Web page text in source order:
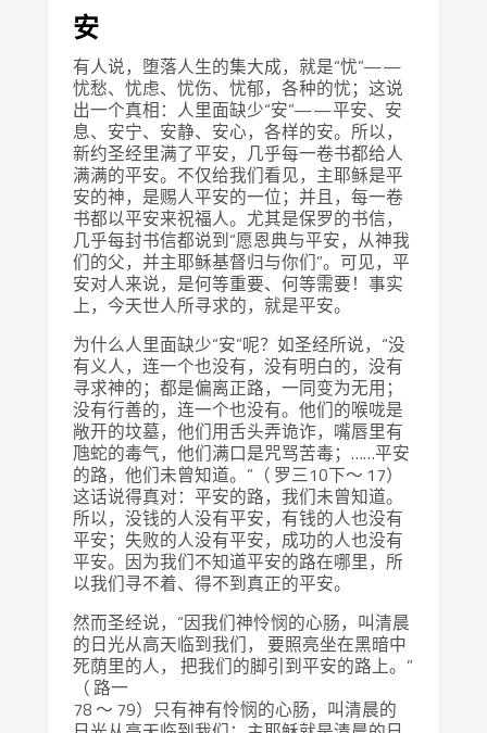
安
有人说，堕落人生的集大成，就是“忧”——
忧愁、忧虑、忧伤、忧郁，各种的忧；这说
出一个真相：人里面缺少“安”——平安、安
息、安宁、安静、安心，各样的安。所以，
新约圣经里满了平安，几乎每一卷书都给人
满满的平安。不仅给我们看见，主耶稣是平
安的神，是赐人平安的一位；并且，每一卷
书都以平安来祝福人。尤其是保罗的书信，
几乎每封书信都说到“愿恩典与平安，从神我
们的父，并主耶稣基督归与你们”。可见，平
安对人来说，是何等重要、何等需要！事实
上，今天世人所寻求的，就是平安。
为什么人里面缺少“安”呢？如圣经所说，“没
有义人，连一个也没有，没有明白的，没有
寻求神的；都是偏离正路，一同变为无用；
没有行善的，连一个也没有。他们的喉咙是
敞开的坟墓，他们用舌头弄诡诈，嘴唇里有
虺蛇的毒气，他们满口是咒骂苦毒；……平安
的路，他们未曾知道。”（ 罗三10下～ 17）
这话说得真对：平安的路，我们未曾知道。
所以，没钱的人没有平安，有钱的人也没有
平安；失败的人没有平安，成功的人也没有
平安。因为我们不知道平安的路在哪里，所
以我们寻不着、得不到真正的平安。
然而圣经说，“因我们神怜悯的心肠，叫清晨
的日光从高天临到我们， 要照亮坐在黑暗中
死荫里的人， 把我们的脚引到平安的路上。”
（ 路一
78 ～ 79）只有神有怜悯的心肠，叫清晨的